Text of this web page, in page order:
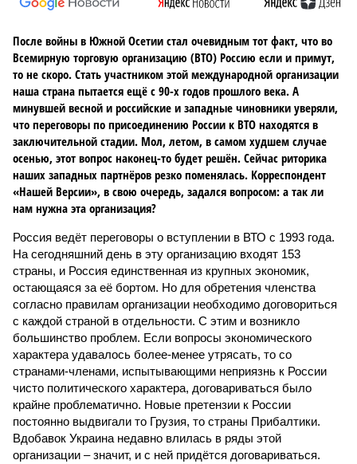
После войны в Южной Осетии стал очевидным тот факт, что во
Всемирную торговую организацию (ВТО) Россию если и примут,
то не скоро. Стать участником этой международной организации
наша страна пытается ещё с 90-х годов прошлого века. А
минувшей весной и российские и западные чиновники уверяли,
что переговоры по присоединению России к ВТО находятся в
заключительной стадии. Мол, летом, в самом худшем случае
осенью, этот вопрос наконец-то будет решён. Сейчас риторика
наших западных партнёров резко поменялась. Корреспондент
«Нашей Версии», в свою очередь, задался вопросом: а так ли
нам нужна эта организация?
Россия ведёт переговоры о вступлении в ВТО с 1993 года.
На сегодняшний день в эту организацию входят 153
страны, и Россия единственная из крупных экономик,
остающаяся за её бортом. Но для обретения членства
согласно правилам организации необходимо договориться
с каждой страной в отдельности. С этим и возникло
большинство проблем. Если вопросы экономического
характера удавалось более-менее утрясать, то со
странами-членами, испытывающими неприязнь к России
чисто политического характера, договариваться было
крайне проблематично. Новые претензии к России
постоянно выдвигали то Грузия, то страны Прибалтики.
Вдобавок Украина недавно влилась в ряды этой
организации – значит, и с ней придётся договариваться.